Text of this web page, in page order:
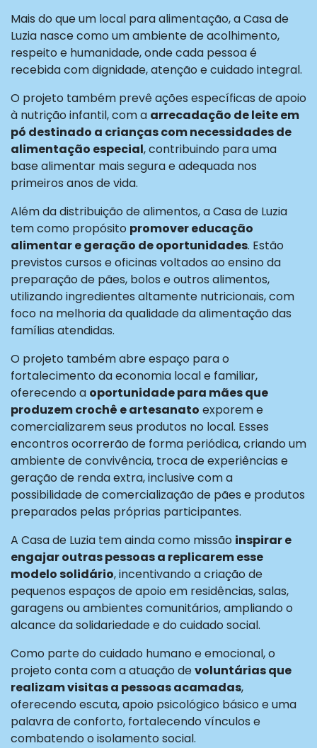
Mais do que um local para alimentação, a Casa de
Luzia nasce como um ambiente de acolhimento,
respeito e humanidade, onde cada pessoa é
recebida com dignidade, atenção e cuidado integral.
O projeto também prevê ações específicas de apoio
à nutrição infantil, com a arrecadação de leite em
pó destinado a crianças com necessidades de
alimentação especial, contribuindo para uma
base alimentar mais segura e adequada nos
primeiros anos de vida.
Além da distribuição de alimentos, a Casa de Luzia
tem como propósito promover educação
alimentar e geração de oportunidades. Estão
previstos cursos e oficinas voltados ao ensino da
preparação de pães, bolos e outros alimentos,
utilizando ingredientes altamente nutricionais, com
foco na melhoria da qualidade da alimentação das
famílias atendidas.
O projeto também abre espaço para o
fortalecimento da economia local e familiar,
oferecendo a oportunidade para mães que
produzem crochê e artesanato exporem e
comercializarem seus produtos no local. Esses
encontros ocorrerão de forma periódica, criando um
ambiente de convivência, troca de experiências e
geração de renda extra, inclusive com a
possibilidade de comercialização de pães e produtos
preparados pelas próprias participantes.
A Casa de Luzia tem ainda como missão inspirar e
engajar outras pessoas a replicarem esse
modelo solidário, incentivando a criação de
pequenos espaços de apoio em residências, salas,
garagens ou ambientes comunitários, ampliando o
alcance da solidariedade e do cuidado social.
Como parte do cuidado humano e emocional, o
projeto conta com a atuação devoluntárias que
realizam visitas a pessoas acamadas,
oferecendo escuta, apoio psicológico básico e uma
palavra de conforto, fortalecendo vínculos e
combatendo o isolamento social.